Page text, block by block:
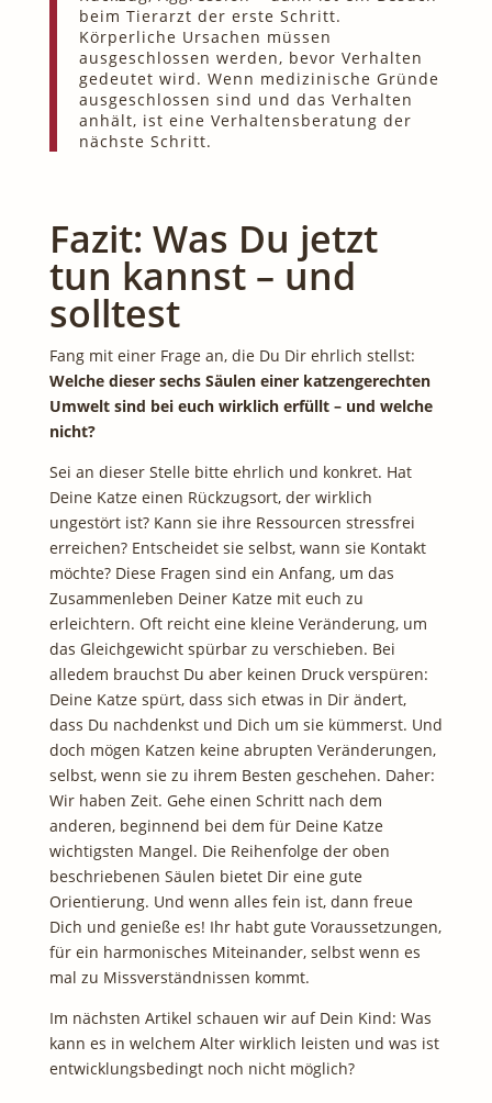
beim Tierarzt der erste Schritt.
Körperliche Ursachen müssen
ausgeschlossen werden, bevor Verhalten
gedeutet wird. Wenn medizinische Gründe
ausgeschlossen sind und das Verhalten
anhält, ist eine Verhaltensberatung der
nächste Schritt.
Fazit: Was Du jetzt
tun kannst – und
solltest
Fang mit einer Frage an, die Du Dir ehrlich stellst:
Welche dieser sechs Säulen einer katzengerechten
Umwelt sind bei euch wirklich erfüllt – und welche
nicht?
Sei an dieser Stelle bitte ehrlich und konkret. Hat
Deine Katze einen Rückzugsort, der wirklich
ungestört ist? Kann sie ihre Ressourcen stressfrei
erreichen? Entscheidet sie selbst, wann sie Kontakt
möchte? Diese Fragen sind ein Anfang, um das
Zusammenleben Deiner Katze mit euch zu
erleichtern. Oft reicht eine kleine Veränderung, um
das Gleichgewicht spürbar zu verschieben. Bei
alledem brauchst Du aber keinen Druck verspüren:
Deine Katze spürt, dass sich etwas in Dir ändert,
dass Du nachdenkst und Dich um sie kümmerst. Und
doch mögen Katzen keine abrupten Veränderungen,
selbst, wenn sie zu ihrem Besten geschehen. Daher:
Wir haben Zeit. Gehe einen Schritt nach dem
anderen, beginnend bei dem für Deine Katze
wichtigsten Mangel. Die Reihenfolge der oben
beschriebenen Säulen bietet Dir eine gute
Orientierung. Und wenn alles fein ist, dann freue
Dich und genieße es! Ihr habt gute Voraussetzungen,
für ein harmonisches Miteinander, selbst wenn es
mal zu Missverständnissen kommt.
Im nächsten Artikel schauen wir auf Dein Kind: Was
kann es in welchem Alter wirklich leisten und was ist
entwicklungsbedingt noch nicht möglich?